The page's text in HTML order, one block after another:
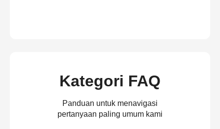
Kategori FAQ
Panduan untuk menavigasi
pertanyaan paling umum kami